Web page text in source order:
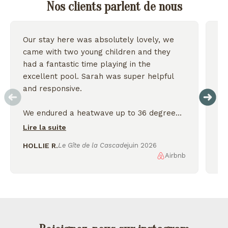
Nos clients parlent de nous
Our stay here was absolutely lovely, we
came with two young children and they
had a fantastic time playing in the
excellent pool. Sarah was super helpful
and responsive.
We endured a heatwave up to 36 degrees
but the house stayed nice and cool and we
We enjoyed exploring the nearby lakes
Lire la suite
HOLLIE R.Le Gîte de la Cascadejuin 2026
Airbnb